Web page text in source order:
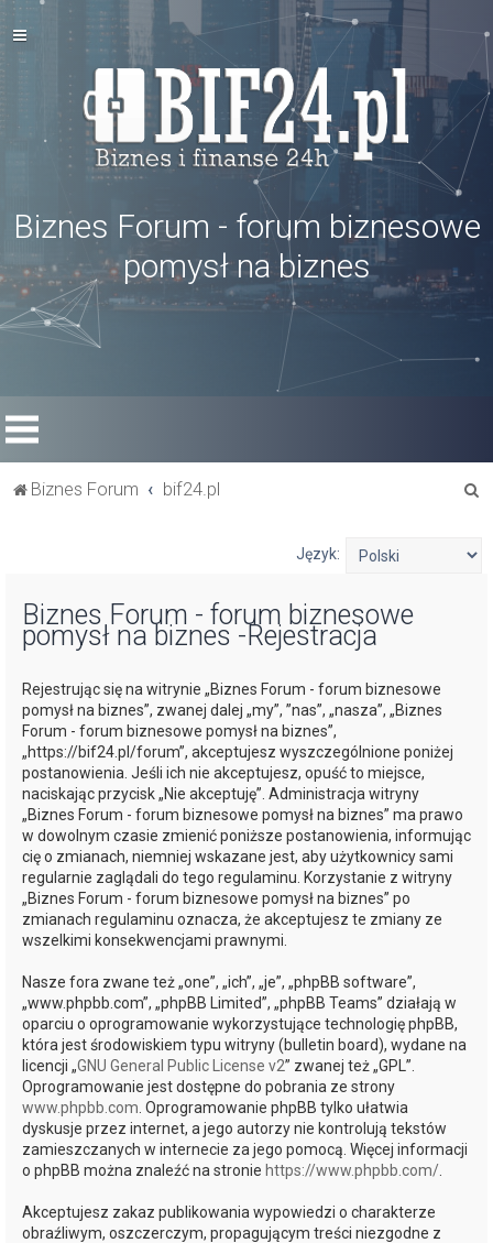
Biznes Forum - forum biznesowe
pomysł na biznes
Biznes Forum bif24.pl
Język:
Biznes Forum - forum biznesowe
pomysł na biznes -Rejestracja
Rejestrując się na witrynie „Biznes Forum - forum biznesowe
pomysł na biznes”, zwanej dalej „my”, ”nas”, „nasza”, „Biznes
Forum - forum biznesowe pomysł na biznes”,
„https://bif24.pl/forum”, akceptujesz wyszczególnione poniżej
postanowienia. Jeśli ich nie akceptujesz, opuść to miejsce,
naciskając przycisk „Nie akceptuję”. Administracja witryny
„Biznes Forum - forum biznesowe pomysł na biznes” ma prawo
w dowolnym czasie zmienić poniższe postanowienia, informując
cię o zmianach, niemniej wskazane jest, aby użytkownicy sami
regularnie zaglądali do tego regulaminu. Korzystanie z witryny
„Biznes Forum - forum biznesowe pomysł na biznes” po
zmianach regulaminu oznacza, że akceptujesz te zmiany ze
wszelkimi konsekwencjami prawnymi.
Nasze fora zwane też „one”, „ich”, „je”, „phpBB software”,
„www.phpbb.com”, „phpBB Limited”, „phpBB Teams” działają w
oparciu o oprogramowanie wykorzystujące technologię phpBB,
która jest środowiskiem typu witryny (bulletin board), wydane na
licencji „GNU General Public License v2” zwanej też „GPL”.
Oprogramowanie jest dostępne do pobrania ze strony
www.phpbb.com . Oprogramowanie phpBB tylko ułatwia
dyskusje przez internet, a jego autorzy nie kontrolują tekstów
zamieszczanych w internecie za jego pomocą. Więcej informacji
o phpBB można znaleźć na stronie https://www.phpbb.com/
Akceptujesz zakaz publikowania wypowiedzi o charakterze
obraźliwym, oszczerczym, propagującym treści niezgodne z